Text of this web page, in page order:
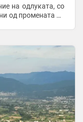
на одлуката, со
од промената на